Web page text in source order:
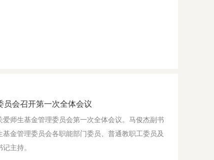
员会召开第一次全体会议
爱师生基金管理委员会第一次全体会议。马俊杰副书
金管理委员会各职能部门委员、普通教职工委员及
主持。